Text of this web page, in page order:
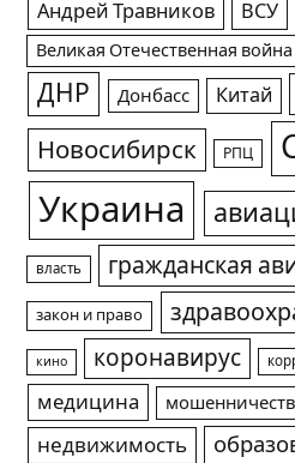
Андрей Травников ВСУ
Великая Отечественная война
ДНР Донбасс Китай
Новосибирск РПЦ
Украина
власть гражданская
закон и право
кино коронавирус
медицина
недвижимость